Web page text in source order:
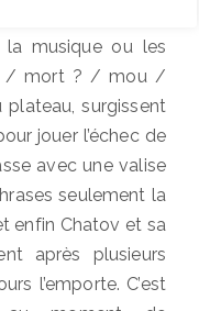
musique ou les
/ mort ? / mou /
plateau, surgissent
jouer l’échec de
avec une valise
seulement la
enfin Chatov et sa
après plusieurs
l’emporte. C’est